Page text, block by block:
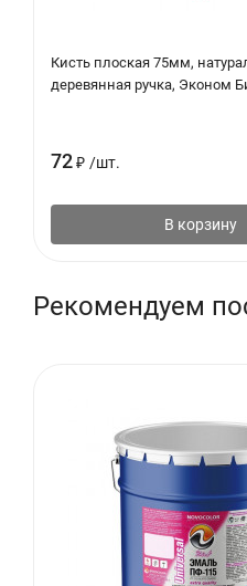
Окрасочные работы
Кисть плоская 75мм,
деревянная ручка, Эконом
72₽ /шт.
В корзину
Рекомендуем